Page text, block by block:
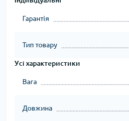
Гарантія
Тип товару
Усі характеристики
Вага
Довжина